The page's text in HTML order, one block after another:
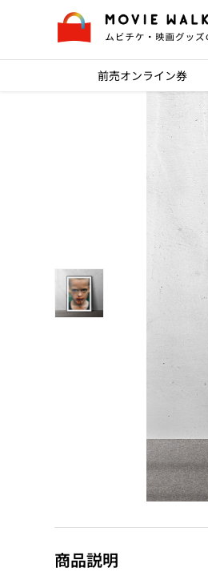
前売オンライン券
商品説明